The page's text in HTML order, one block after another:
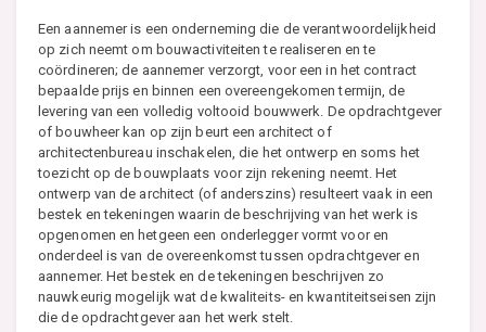
Een aannemer is een onderneming die de verantwoordelijkheid
op zich neemt om bouwactiviteiten te realiseren en te
coördineren; de aannemer verzorgt, voor een in het contract
bepaalde prijs en binnen een overeengekomen termijn, de
levering van een volledig voltooid bouwwerk. De opdrachtgever
of bouwheer kan op zijn beurt een architect of
architectenbureau inschakelen, die het ontwerp en soms het
toezicht op de bouwplaats voor zijn rekening neemt. Het
ontwerp van de architect (of anderszins) resulteert vaak in een
bestek en tekeningen waarin de beschrijving van het werk is
opgenomen en hetgeen een onderlegger vormt voor en
onderdeel is van de overeenkomst tussen opdrachtgever en
aannemer. Het bestek en de tekeningen beschrijven zo
nauwkeurig mogelijk wat de kwaliteits- en kwantiteitseisen zijn
die de opdrachtgever aan het werk stelt.